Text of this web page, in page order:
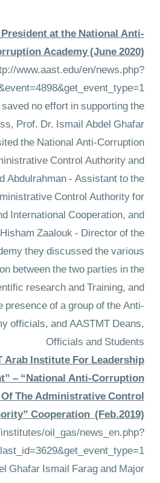
المراكز المعاهد المجمعات
تواصل معنا خريطة الموقع
at the National Anti-
Academy (June 2020)
www.aast.edu/en/news.php?
no effort in supporting the
Prof. Dr. Ismail Abdel Ghafar
the National Anti-Corruption
Control Authority and
Abdulrahman - Assistant to the
Control Authority for
International Cooperation, and
Zaalouk - Director of the
they discussed the various
between the two parties in the
research and Training, and
presence of a group of the Anti-
officials, and AASTMT Deans,
Officials and Students
Arab Institute For Leadership
– “National Anti-Corruption
The Administrative Control
Cooperation (Feb.2019)
oil_gas/news_en.php?
Ghafar Ismail Farag and Major